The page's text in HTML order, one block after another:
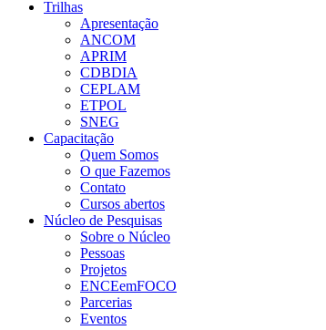
Trilhas
Apresentação
ANCOM
APRIM
CDBDIA
CEPLAM
ETPOL
SNEG
Capacitação
Quem Somos
O que Fazemos
Contato
Cursos abertos
Núcleo de Pesquisas
Sobre o Núcleo
Pessoas
Projetos
ENCEemFOCO
Parcerias
Eventos